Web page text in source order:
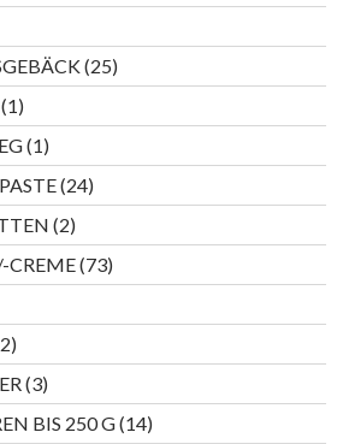
Produkte
2525
Produkte
11
Produkt
11
Produkt
2424
Produkte
22
Produkte
CREME 7373
Produkte
12
Produkte
33
Produkte
BIS 250 G 1414